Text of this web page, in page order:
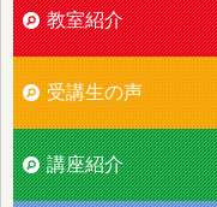
教室紹介
受講生の声
講座紹介